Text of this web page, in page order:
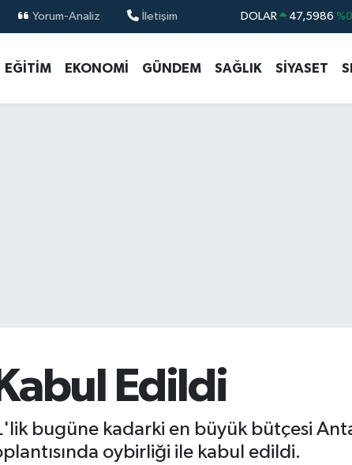
Yorum-Analiz İletişim DOLAR 47,5986
STERLİN 64,2438
GRAM ALTIN 6518.23
EĞİTİM EKONOMİ GÜNDEM SAĞLIK SİYASET
Edildi
bugüne kadarki en büyük bütçesi
oybirliği ile kabul edildi.